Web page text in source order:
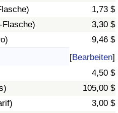
1,73 $
Flasche)
3,30 $
9,46 $
[Bearbeiten]
4,50 $
105,00 $
3,00 $